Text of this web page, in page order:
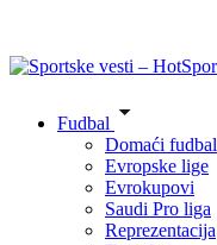
Fudbal
Domaći fudbal
Evropske lige
Evrokupovi
Saudi Pro liga
Reprezentacija